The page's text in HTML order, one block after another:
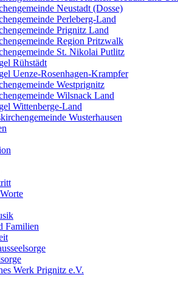
Neustadt (Dosse)
Perleberg-Land
Prignitz Land
Region Pritzwalk
St. Nikolai Putlitz
Rühstädt
Uenze-Rosenhagen-Krampfer
Westprignitz
Wilsnack Land
Wittenberge-Land
Wusterhausen
Familien
Werk Prignitz e.V.